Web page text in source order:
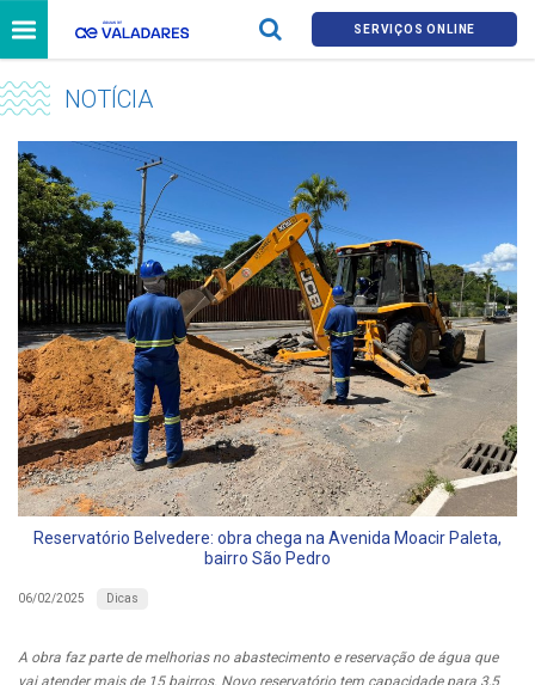
SERVIÇOS ONLINE
NOTÍCIA
Reservatório Belvedere: obra chega na Avenida Moacir Paleta,
bairro São Pedro
06/02/2025 Dicas
A obra faz parte de melhorias no abastecimento e reservação de água que
vai atender mais de 15 bairros. Novo reservatório tem capacidade para 3,5